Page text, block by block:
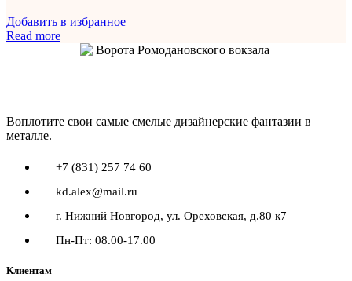
Добавить в избранное
Read more
Воплотите свои самые смелые дизайнерские фантазии в
металле.
+7 (831) 257 74 60
kd.alex@mail.ru
г. Нижний Новгород, ул. Ореховская, д.80 к7
Пн-Пт: 08.00-17.00
Клиентам